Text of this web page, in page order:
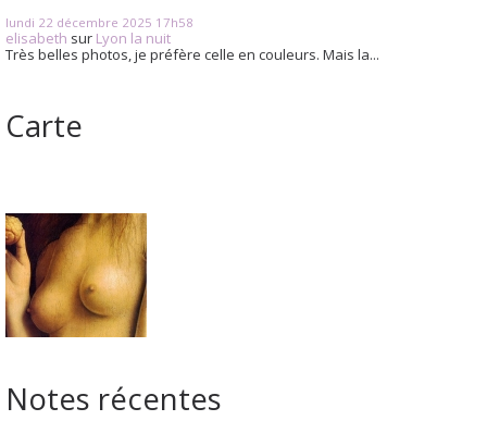
lundi 22 décembre 2025 17h58
elisabeth sur Lyon la nuit
Très belles photos, je préfère celle en couleurs. Mais la...
Carte
Notes récentes